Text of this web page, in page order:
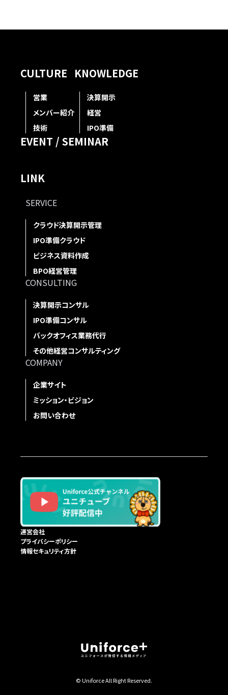
運営会社
プライバシーポリシー
情報セキュリティ方針
CULTURE
営業
メンバー紹介
技術
KNOWLEDGE
決算開示
経営
IPO準備
EVENT / SEMINAR
LINK
SERVICE
クラウド決算開示管理
IPO準備クラウド
ビジネス資料作成
BPO経営管理
CONSULTING
決算開示コンサル
IPO準備コンサル
バックオフィス業務代行
その他経営コンサルティング
COMPANY
企業サイト
ミッション・ビジョン
お問い合わせ
© Uniforce All Right Reserved.